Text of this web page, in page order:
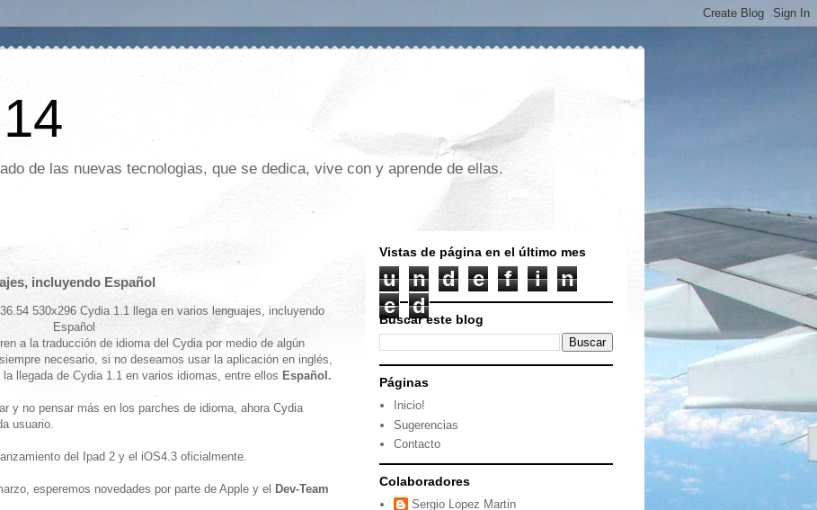
de las nuevas tecnologias, que se dedica, vive con y aprende de ellas.
incluyendo Español
a la traducción de idioma del Cydia por medio de algún
necesario, si no deseamos usar la aplicación en inglés,
la llegada de Cydia 1.1 en varios idiomas, entre ellos Español.
y no pensar más en los parches de idioma, ahora Cydia
usuario.
del Ipad 2 y el iOS4.3 oficialmente.
esperemos novedades por parte de Apple y el Dev-Team
Vistas de página en el último mes
u n d e f i
n
e
d
Buscar este blog
Páginas
Inicio!
Sugerencias
Contacto
Colaboradores
Sergio Lopez Martin